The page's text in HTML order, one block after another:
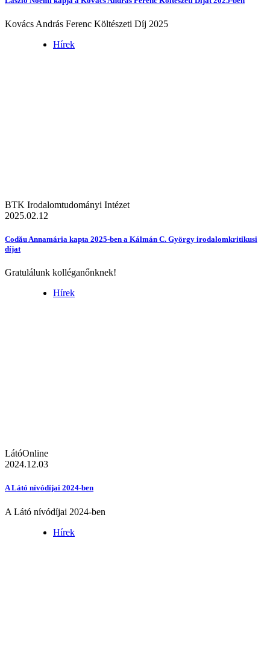
Kovács András Ferenc Költészeti Díj 2025
Hírek
BTK Irodalomtudományi Intézet
2025.02.12
Codău Annamária kapta 2025-ben a Kálmán C. György irodalomkritikusi
díjat
Gratulálunk kolléganőnknek!
Hírek
LátóOnline
2024.12.03
A Látó nívódíjai 2024-ben
A Látó nívódíjai 2024-ben
Hírek